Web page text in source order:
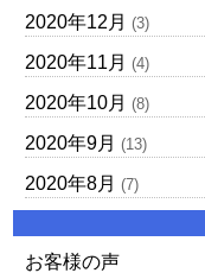
2020年12月 (3)
2020年11月 (4)
2020年10月 (8)
2020年9月 (13)
2020年8月 (7)
お客様の声